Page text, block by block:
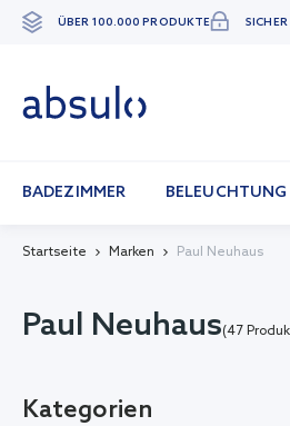
Zum
ÜBER 100.000 PRODUKTE
BADEZIMMER BELEUCHTUNG
Startseite Marken Paul Neuhaus
Paul Neuhaus(47
Kategorien